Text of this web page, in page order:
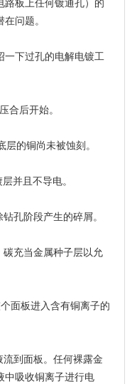
问题。
一下过孔的电解电镀工
合后开始。
的铜尚未被蚀刻。
并且不导电。
孔阶段产生的碎屑。
充当金属种子层以允
面板进入含有铜离子的
到面板。任何裸露金
中吸收铜离子进行电